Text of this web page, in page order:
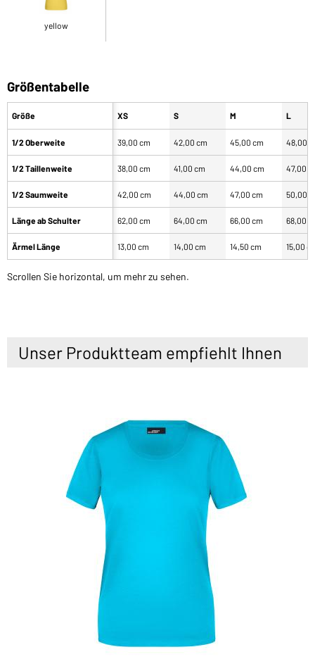
yellow
Größentabelle
Größe
1/2 Oberweite
1/2 Taillenweite
1/2 Saumweite
Länge ab Schulter
Ärmel Länge
XS S M L
39,00 cm 42,00 cm 45,00 cm 48,00
38,00 cm 41,00 cm 44,00 cm 47,00
42,00 cm 44,00 cm 47,00 cm 50,00
62,00 cm 64,00 cm 66,00 cm 68,00
13,00 cm 14,00 cm 14,50 cm 15,00
Scrollen Sie horizontal, um mehr zu sehen.
Unser Produktteam empfiehlt Ihnen